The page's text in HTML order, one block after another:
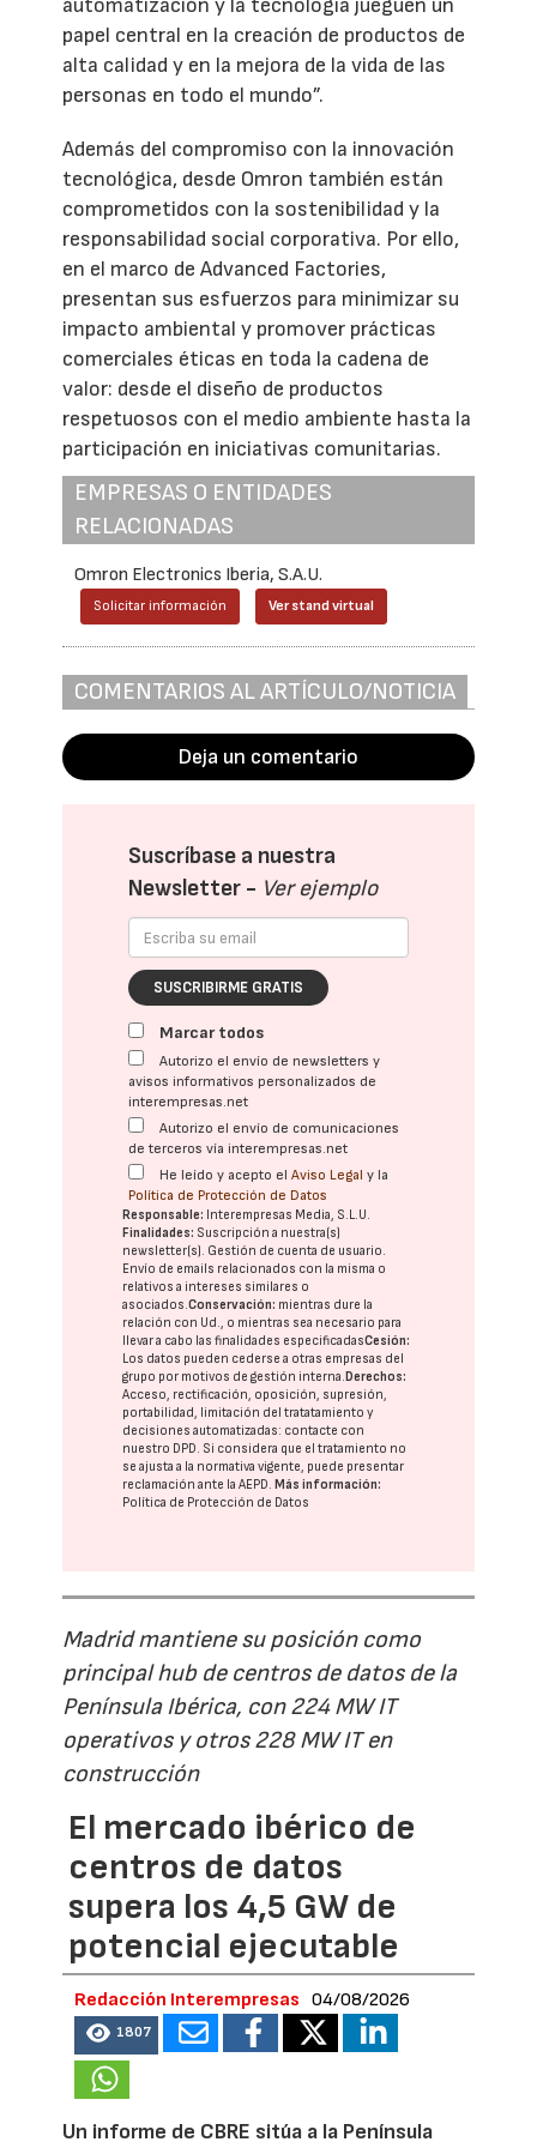
automatización y la tecnología jueguen un
papel central en la creación de productos de
alta calidad y en la mejora de la vida de las
personas en todo el mundo”.
Además del compromiso con la innovación
tecnológica, desde Omron también están
comprometidos con la sostenibilidad y la
responsabilidad social corporativa. Por ello,
en el marco de Advanced Factories,
presentan sus esfuerzos para minimizar su
impacto ambiental y promover prácticas
comerciales éticas en toda la cadena de
valor: desde el diseño de productos
respetuosos con el medio ambiente hasta la
participación en iniciativas comunitarias.
EMPRESAS O ENTIDADES
RELACIONADAS
Omron Electronics Iberia, S.A.U.
Solicitar información Ver stand virtual
COMENTARIOS AL ARTÍCULO/NOTICIA
Deja un comentario
Suscríbase a nuestra
Newsletter - Ver ejemplo
SUSCRIBIRME GRATIS
Marcar todos
Autorizo el envío de newsletters y
avisos informativos personalizados de
interempresas.net
Autorizo el envío de comunicaciones
de terceros vía interempresas.net
He leído y acepto elAviso Legal y la
Política de Protección de Datos
Responsable: Interempresas Media, S.L.U.
Finalidades: Suscripción a nuestra(s)
newsletter(s). Gestión de cuenta de usuario.
Envío de emails relacionados con la misma o
relativos a intereses similares o
asociados.Conservación: mientras dure la
relación con Ud., o mientras sea necesario para
llevar a cabo las finalidades especificadasCesión:
Los datos pueden cederse a otras empresas del
grupo por motivos de gestión interna. Derechos:
Acceso, rectificación, oposición, supresión,
portabilidad, limitación del tratatamiento y
decisiones automatizadas: contacte con
nuestro DPD. Si considera que el tratamiento no
se ajusta a la normativa vigente, puede presentar
reclamación ante laAEPD. Más información:
Política de Protección de Datos
Madrid mantiene su posición como
principal hub de centros de datos de la
Península Ibérica, con 224 MW IT
operativos y otros 228 MW IT en
construcción
El mercado ibérico de
centros de datos
supera los 4,5 GW de
potencial ejecutable
Redacción Interempresas 04/08/2026
1807
Un informe de CBRE sitúa a la Península